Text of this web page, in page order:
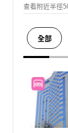
查看附近半徑
全部